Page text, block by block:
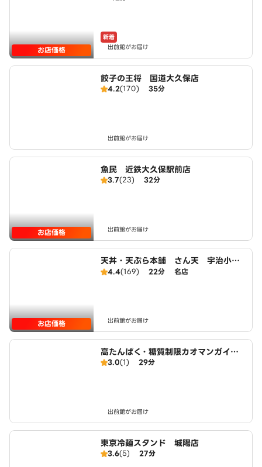
お店価格
新着
出前館がお届け
餃子の王将 国道大久保店
4.2(170) 35分
出前館がお届け
お店価格
魚民 近鉄大久保駅前店
3.7(23) 32分
出前館がお届け
お店価格
天丼・天ぷら本舗 さん天 宇治小倉
店4.4(169) 22分 名店
出前館がお届け
高たんぱく・糖質制限カオマンガイ
東京鶏飯食堂 城陽店
3.0(1) 29分
出前館がお届け
東京冷麺スタンド 城陽店
3.6(5) 27分